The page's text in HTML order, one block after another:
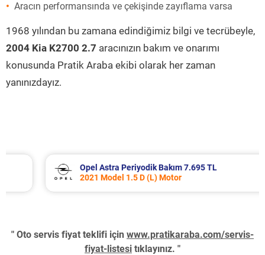
Aracın performansında ve çekişinde zayıflama varsa
1968 yılından bu zamana edindiğimiz bilgi ve tecrübeyle,
2004 Kia K2700 2.7 aracınızın bakım ve onarımı
konusunda Pratik Araba ekibi olarak her zaman
yanınızdayız.
Opel Astra Periyodik Bakım 7.695 TL
2021 Model 1.5 D (L) Motor
" Oto servis fiyat teklifi için www.pratikaraba.com/servis-
fiyat-listesi tıklayınız. "